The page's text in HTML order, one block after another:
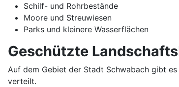
Schilf- und Rohrbestände
Moore und Streuwiesen
Parks und kleinere Wasserflächen
Geschützte
Auf dem Gebiet der Stadt Schwabach gibt
verteilt.